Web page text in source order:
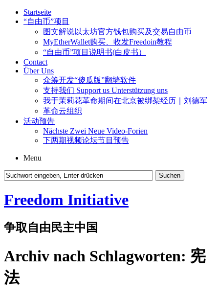
Startseite
“自由币”项目
图文解说以太坊官方钱包购买及交易自由币
MyEtherWallet购买、收发Freedoin教程
“自由币”项目说明书(白皮书）
Contact
Über Uns
众筹开发“傻瓜版”翻墙软件
支持我们 Support us Unterstützung uns
我于茉莉花革命期间在北京被绑架经历｜刘德军
革命云组织
活动预告
Nächste Zwei Neue Video-Forien
下两期视频论坛节目预告
Menu
Freedom Initiative
争取自由民主中国
Archiv nach Schlagworten: 宪
法